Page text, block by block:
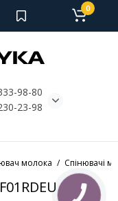
98-80
23-98
0
молока Спінювачі
КНОПКА
СВЯЗИ